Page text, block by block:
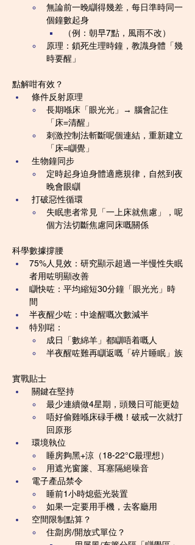
無論前一晚瞓得幾差，每日準時同一
個鐘數起身
（例：朝早7點，風雨不改）
原理：鎖死生理時鐘，教識身體「幾
時要醒」
點解咁有效？
條件反射原理
長期喺床「眼光光」→ 腦會記住
「床=清醒」
刺激控制法斬斷呢個連結，重新建立
「床=瞓覺」
生物鐘同步
定時起身迫身體適應規律，自然到夜
晚會眼瞓
打破惡性循環
失眠患者常見「一上床就焦慮」，呢
個方法切斷焦慮同床嘅關係
科學數據撐腰
75%人見效：研究顯示超過一半慢性失眠
者用咗明顯改善
瞓快咗：平均縮短30分鐘「眼光光」時
間
半夜醒少咗：中途醒嘅次數減半
特別啱：
成日「數綿羊」都瞓唔着嘅人
半夜醒咗難再瞓返嘅「碎片睡眠」族
實戰貼士
關鍵在堅持
最少連續做4星期，頭幾日可能更攰
唔好偷雞喺床碌手機！破戒一次就打
回原形
環境執位
睡房夠黑+涼（18-22°C最理想）
用遮光窗簾、耳塞隔絕噪音
電子產品禁令
睡前1小時熄藍光裝置
如果一定要用手機，去客廳用
空間限制點算？
住劏房/開放式單位？